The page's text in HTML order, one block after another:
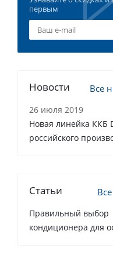
первым
Новости Все
26 июля 2019
Новая линейка ККБ
российского
Статьи
Правильный выбор
кондиционера для